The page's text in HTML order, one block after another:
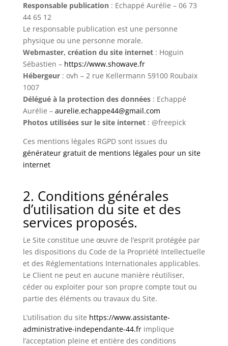
Responsable publication: Echappé Aurélie – 06 73
44 65 12
Le responsable publication est une personne
physique ou une personne morale.
Webmaster, création du site internet: Hoguin
Sébastien – https://www.showave.fr
Hébergeur: ovh – 2 rue Kellermann 59100 Roubaix
1007
Délégué à la protection des données: Echappé
Aurélie – aurelie.echappe44@gmail.com
Photos utilisées sur le site internet: @freepick
Ces mentions légales RGPD sont issues du
générateur gratuit de mentions légales pour un site
internet
2. Conditions générales
d’utilisation du site et des
services proposés.
Le Site constitue une œuvre de l’esprit protégée par
les dispositions du Code de la Propriété Intellectuelle
et des Réglementations Internationales applicables.
Le Client ne peut en aucune manière réutiliser,
céder ou exploiter pour son propre compte tout ou
partie des éléments ou travaux du Site.
L’utilisation du site https://www.assistante-
administrative-independante-44.frimplique
l’acceptation pleine et entière des conditions